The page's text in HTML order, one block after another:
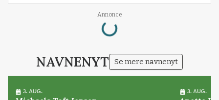
Annonce
Loading...
NAVNENYT Se mere navnenyt
3. AUG. 3. AUG.